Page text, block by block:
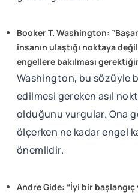
Booker T. Washington:
insanın ulaştığı noktaya
engellere bakılması
Washington, bu sözüyle
edilmesi gereken asıl
olduğunu vurgular. Ona
ölçerken ne kadar engel
önemlidir.
Andre Gide: “İyi bir başlangıç